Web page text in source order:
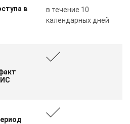
в
в течение 10
календарных дней